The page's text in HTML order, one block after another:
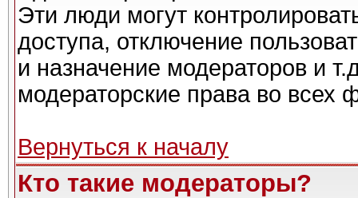
Эти люди могут
доступа, отключение
и назначение модераторов и
модераторские права во всех
Вернуться к началу
Кто такие модераторы?